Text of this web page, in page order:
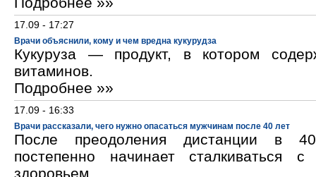
17.09 - 17:27
Врачи объяснили, кому и чем вредна кукурудза
Кукуруза — продукт, в котором
витаминов.
Подробнее »»
17.09 - 16:33
Врачи рассказали, чего нужно опасаться мужчинам после 40 лет
После преодоления дистанции в
постепенно начинает сталкиваться
здоровьем.